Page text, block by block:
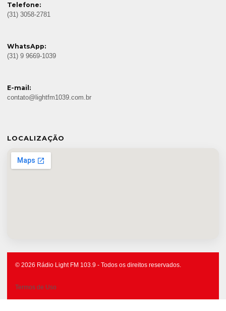
Telefone:
(31) 3058-2781
WhatsApp:
(31) 9 9669-1039
E-mail:
contato@lightfm1039.com.br
LOCALIZAÇÃO
© 2026 Rádio Light FM 103.9 - Todos os direitos reservados.
Termos de Uso